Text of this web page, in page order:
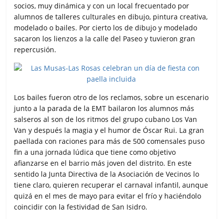
socios, muy dinámica y con un local frecuentado por
alumnos de talleres culturales en dibujo, pintura creativa,
modelado o bailes. Por cierto los de dibujo y modelado
sacaron los lienzos a la calle del Paseo y tuvieron gran
repercusión.
Los bailes fueron otro de los reclamos, sobre un escenario
junto a la parada de la EMT bailaron los alumnos más
salseros al son de los ritmos del grupo cubano Los Van
Van y después la magia y el humor de Óscar Rui. La gran
paellada con raciones para más de 500 comensales puso
fin a una jornada lúdica que tiene como objetivo
afianzarse en el barrio más joven del distrito. En este
sentido la Junta Directiva de la Asociación de Vecinos lo
tiene claro, quieren recuperar el carnaval infantil, aunque
quizá en el mes de mayo para evitar el frío y haciéndolo
coincidir con la festividad de San Isidro.